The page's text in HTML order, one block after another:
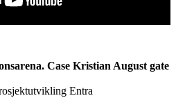
Case Kristian August gate
Entra